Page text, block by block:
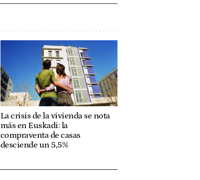
La crisis de la vivienda se nota
más en Euskadi: la
compraventa de casas
desciende un 5,5%